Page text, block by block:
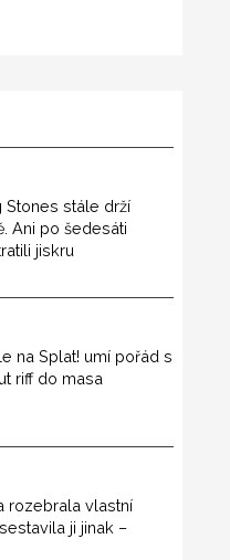
Stones stále drží
Ani po šedesáti
jiskru
na Splat! umí pořád s
riff do masa
rozebrala vlastní
ji jinak –